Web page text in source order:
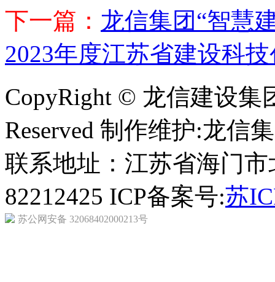
下一篇： 龙信集团“智慧
2023年度江苏省建设科
CopyRight © 龙信建设集
Reserved 制作维护:龙信
联系地址：江苏省海门
82212425 ICP备案号:苏
苏公网安备 32068402000213号